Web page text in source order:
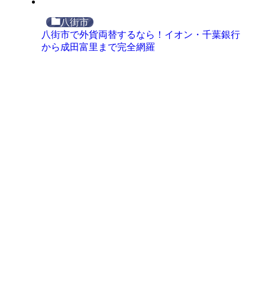
八街市
八街市で外貨両替するなら！イオン・千葉銀行
から成田富里まで完全網羅